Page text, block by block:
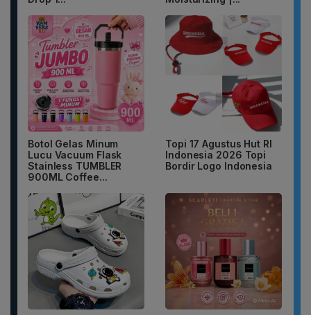
Botol Gelas Minum
Lucu Vacuum Flask
Stainless TUMBLER
900ML Coffee...
Topi 17 Agustus Hut RI
Indonesia 2026 Topi
Bordir Logo Indonesia